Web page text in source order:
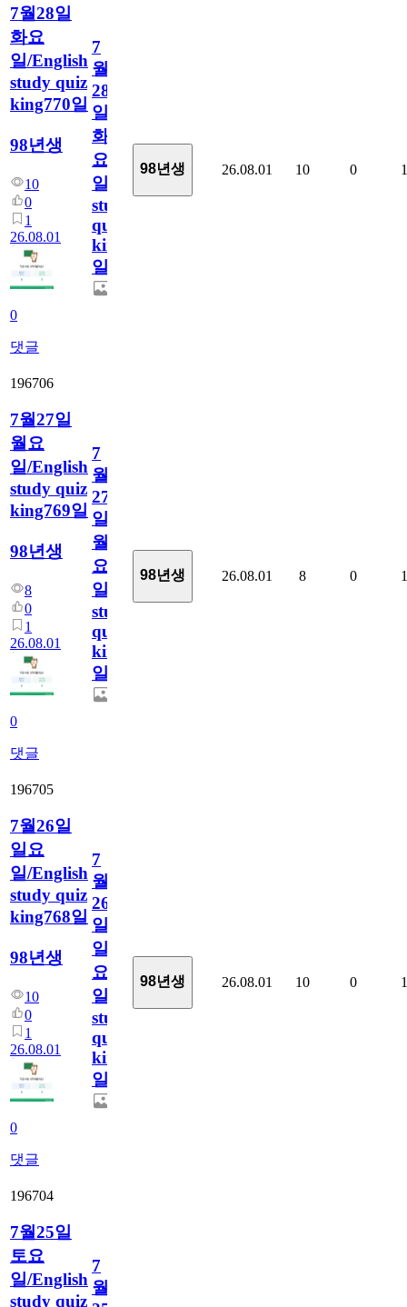
7월28일
화요
일/English
study quiz
king770일
98년생
10
0
1
26.08.01
0
댓글
7
월
28
일
화
요
일/English
study
quiz
king770
일
98년생 26.08.01 10 0 1
196706
7월27일
월요
일/English
study quiz
king769일
98년생
8
0
1
26.08.01
0
댓글
7
월
27
일
월
요
일/English
study
quiz
king769
일
98년생 26.08.01 8 0 1
196705
7월26일
일요
일/English
study quiz
king768일
98년생
10
0
1
26.08.01
0
댓글
7
월
26
일
일
요
일/English
study
quiz
king768
일
98년생 26.08.01 10 0 1
196704
7월25일
토요
일/English
study quiz
7
월